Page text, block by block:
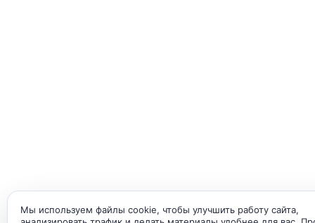
Мы используем файлы cookie, чтобы улучшить работу сайта,